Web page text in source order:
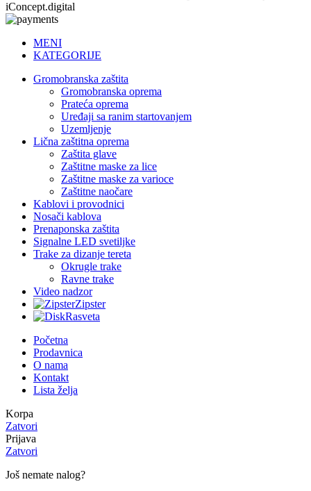
iConcept.digital
MENI
KATEGORIJE
Gromobranska zaštita
Gromobranska oprema
Prateća oprema
Uređaji sa ranim startovanjem
Uzemljenje
Lična zaštitna oprema
Zaštita glave
Zaštitne maske za lice
Zaštitne maske za varioce
Zaštitne naočare
Kablovi i provodnici
Nosači kablova
Prenaponska zaštita
Signalne LED svetiljke
Trake za dizanje tereta
Okrugle trake
Ravne trake
Video nadzor
Zipster
Rasveta
Početna
Prodavnica
O nama
Kontakt
Lista želja
Korpa
Zatvori
Prijava
Zatvori
Još nemate nalog?